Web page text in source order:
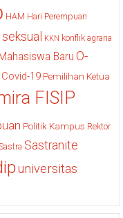
HAM Hari Perempuan
KKN konflik agraria
Baru O-
19 Pemilihan Ketua
FISIP
Politik Kampus Rektor
Sastranite
universitas